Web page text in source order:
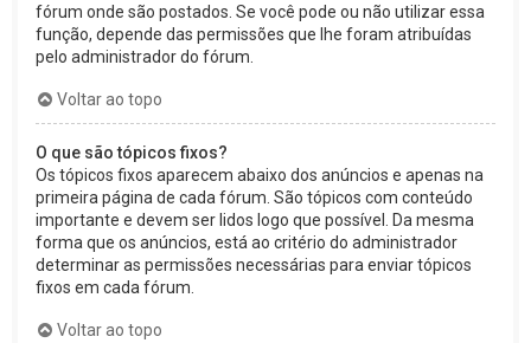
fórum onde são postados. Se você pode ou não utilizar essa
função, depende das permissões que lhe foram atribuídas
pelo administrador do fórum.
Voltar ao topo
O que são tópicos fixos?
Os tópicos fixos aparecem abaixo dos anúncios e apenas na
primeira página de cada fórum. São tópicos com conteúdo
importante e devem ser lidos logo que possível. Da mesma
forma que os anúncios, está ao critério do administrador
determinar as permissões necessárias para enviar tópicos
fixos em cada fórum.
Voltar ao topo